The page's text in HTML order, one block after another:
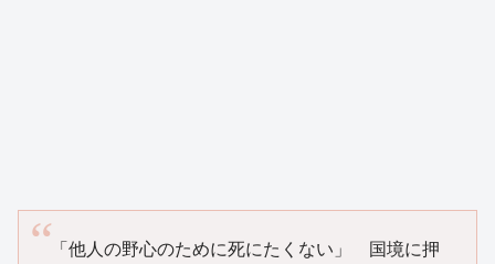
「他人の野心のために死にたくない」 国境に押